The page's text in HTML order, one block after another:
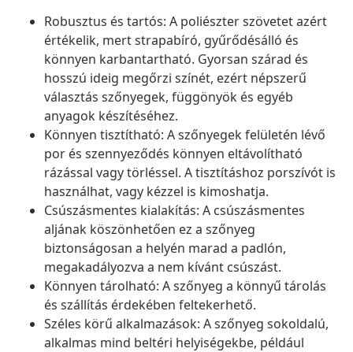
Robusztus és tartós: A poliészter szövetet azért
értékelik, mert strapabíró, gyűrődésálló és
könnyen karbantartható. Gyorsan szárad és
hosszú ideig megőrzi színét, ezért népszerű
választás szőnyegek, függönyök és egyéb
anyagok készítéséhez.
Könnyen tisztítható: A szőnyegek felületén lévő
por és szennyeződés könnyen eltávolítható
rázással vagy törléssel. A tisztításhoz porszívót is
használhat, vagy kézzel is kimoshatja.
Csúszásmentes kialakítás: A csúszásmentes
aljának köszönhetően ez a szőnyeg
biztonságosan a helyén marad a padlón,
megakadályozva a nem kívánt csúszást.
Könnyen tárolható: A szőnyeg a könnyű tárolás
és szállítás érdekében feltekerhető.
Széles körű alkalmazások: A szőnyeg sokoldalú,
alkalmas mind beltéri helyiségekbe, például